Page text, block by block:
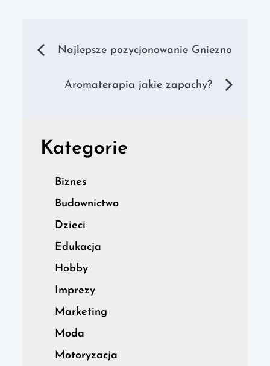
Nawigacja
wpisu
Najlepsze pozycjonowanie Gniezno
Aromaterapia jakie zapachy?
Kategorie
Biznes
Budownictwo
Dzieci
Edukacja
Hobby
Imprezy
Marketing
Moda
Motoryzacja